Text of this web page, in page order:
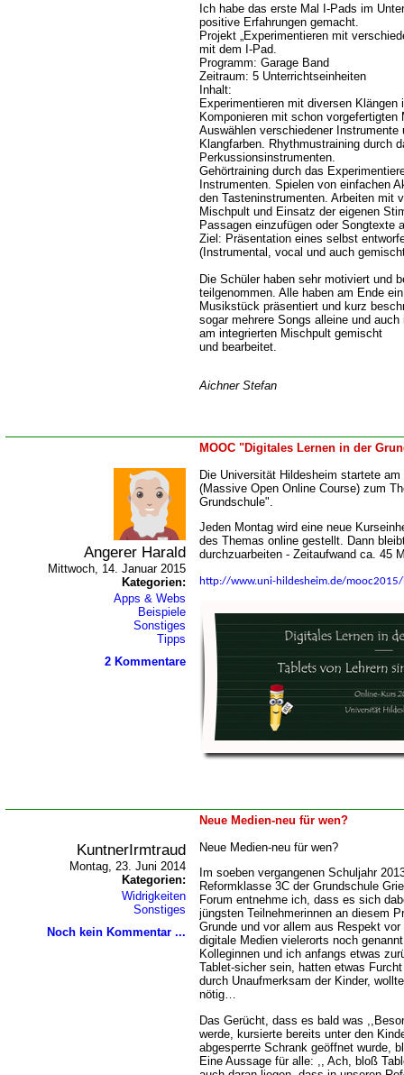
Ich habe das erste Mal I-Pads im
positive Erfahrungen gemacht.
Projekt „Experimentieren mit
mit dem I-Pad.
Programm: Garage Band
Zeitraum: 5 Unterrichtseinheiten
Inhalt:
Experimentieren mit diversen Klängen
Komponieren mit schon
Auswählen verschiedener Instrumente
Klangfarben. Rhythmustraining durch
Perkussionsinstrumenten.
Gehörtraining durch das
Instrumenten. Spielen von einfachen
den Tasteninstrumenten. Arbeiten mit
Mischpult und Einsatz der eigenen
Passagen einzufügen oder Songtexte
Ziel: Präsentation eines selbst
(Instrumental, vocal und auch
Die Schüler haben sehr motiviert und
teilgenommen. Alle haben am Ende
Musikstück präsentiert und kurz
sogar mehrere Songs alleine und
am integrierten Mischpult gemischt
und bearbeitet.
Aichner Stefan
MOOC "Digitales Lernen in der
Angerer Harald
Mittwoch, 14. Januar 2015
Kategorien:
Apps & Webs
Beispiele
Sonstiges
Tipps
2 Kommentare
Die Universität Hildesheim startete
(Massive Open Online Course) zum
Grundschule".
Jeden Montag wird eine neue
des Themas online gestellt. Dann
durchzuarbeiten - Zeitaufwand ca. 45
http://www.uni-hildesheim.de/
Neue Medien-neu für wen?
KuntnerIrmtraud
Montag, 23. Juni 2014
Kategorien:
Widrigkeiten
Sonstiges
Noch kein Kommentar ...
Neue Medien-neu für wen?
Im soeben vergangenen Schuljahr
Reformklasse 3C der Grundschule
Forum entnehme ich, dass es sich
jüngsten Teilnehmerinnen an diesem
Grunde und vor allem aus Respekt
digitale Medien vielerorts noch
Kolleginnen und ich anfangs etwas
Tablet-sicher sein, hatten etwas
durch Unaufmerksam der Kinder,
nötig
Das Gerücht, dass es bald was
werde, kursierte bereits unter den
abgesperrte Schrank geöffnet wurde,
Eine Aussage für alle: ,, Ach, bloß